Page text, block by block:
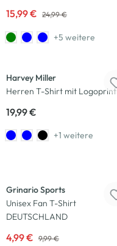
15,99 € 24,99 €
+5 weitere
Harvey Miller
Herren T-Shirt mit Logoprint
19,99 €
+1 weitere
Grinario Sports
Unisex Fan T-Shirt
DEUTSCHLAND
4,99 € 9,99 €